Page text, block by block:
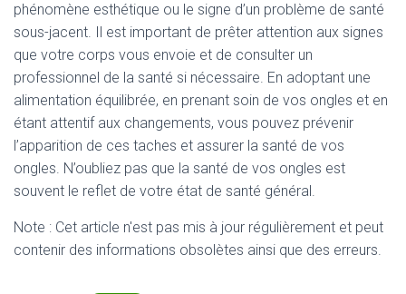
phénomène esthétique ou le signe d’un problème de santé
sous-jacent. Il est important de prêter attention aux signes
que votre corps vous envoie et de consulter un
professionnel de la santé si nécessaire. En adoptant une
alimentation équilibrée, en prenant soin de vos ongles et en
étant attentif aux changements, vous pouvez prévenir
l’apparition de ces taches et assurer la santé de vos
ongles. N’oubliez pas que la santé de vos ongles est
souvent le reflet de votre état de santé général.
Note : Cet article n'est pas mis à jour régulièrement et peut
contenir des informations obsolètes ainsi que des erreurs.